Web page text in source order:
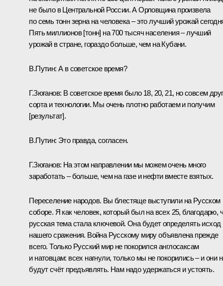
не было в Центральной России. А Орловщина произвела
по семь тонн зерна на человека – это лучший урожай
Пять миллионов [тонн] на 700 тысяч населения – лучший
урожай в стране, гораздо больше, чем на Кубани.
В.Путин: А в советское время?
Г.Зюганов: В советское время было 18, 20, 21, но совсем
сорта и технологии. Мы очень плотно работаем и получим
[результат].
В.Путин: Это правда, согласен.
Г.Зюганов: На этом направлении мы можем очень много
заработать – больше, чем на газе и нефти вместе взятых.
Переселение народов. Вы блестяще выступили на Русском
соборе. Я как человек, который был на всех 25, благодарю,
русская тема стала ключевой. Она будет определять исход
нашего сражения. Война Русскому миру объявлена прежде
всего. Только Русский мир не покорился англосаксам
и натовцам: всех нагнули, только мы не покорились – и они
будут счёт предъявлять. Нам надо удержаться и устоять.